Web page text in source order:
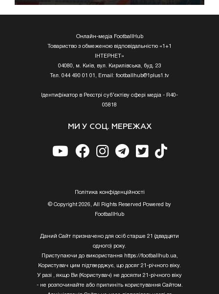
Онлайн-медіа FootballHub
Товариство з обмеженою відповідальністю «1+1
ІНТЕРНЕТ»
04080, м. Київ, вул. Кирилівська, буд. 23
Тел. 044 490 01 01, Email: footballhub@1plus1.tv
Ідентифікатор в Реєстрі суб’єктіву сфері медіа - R40-
05818
МИ У СОЦ. МЕРЕЖАХ
Полiтика конфiденцiйностi
© Copyright 2026, All Rights Reserved Powered by
FootballHub
Даний Сайт призначено для осіб старше 21 (двадцяти
одного) року.
Приступаючи до використання https://footballhub.ua,
Користувач цим підтверджує, що досяг 21-річного віку.
У разі , якщо Ви (Користувач) не досягли 21-річного віку
- не розпочинайте або припиніть користування Сайтом.